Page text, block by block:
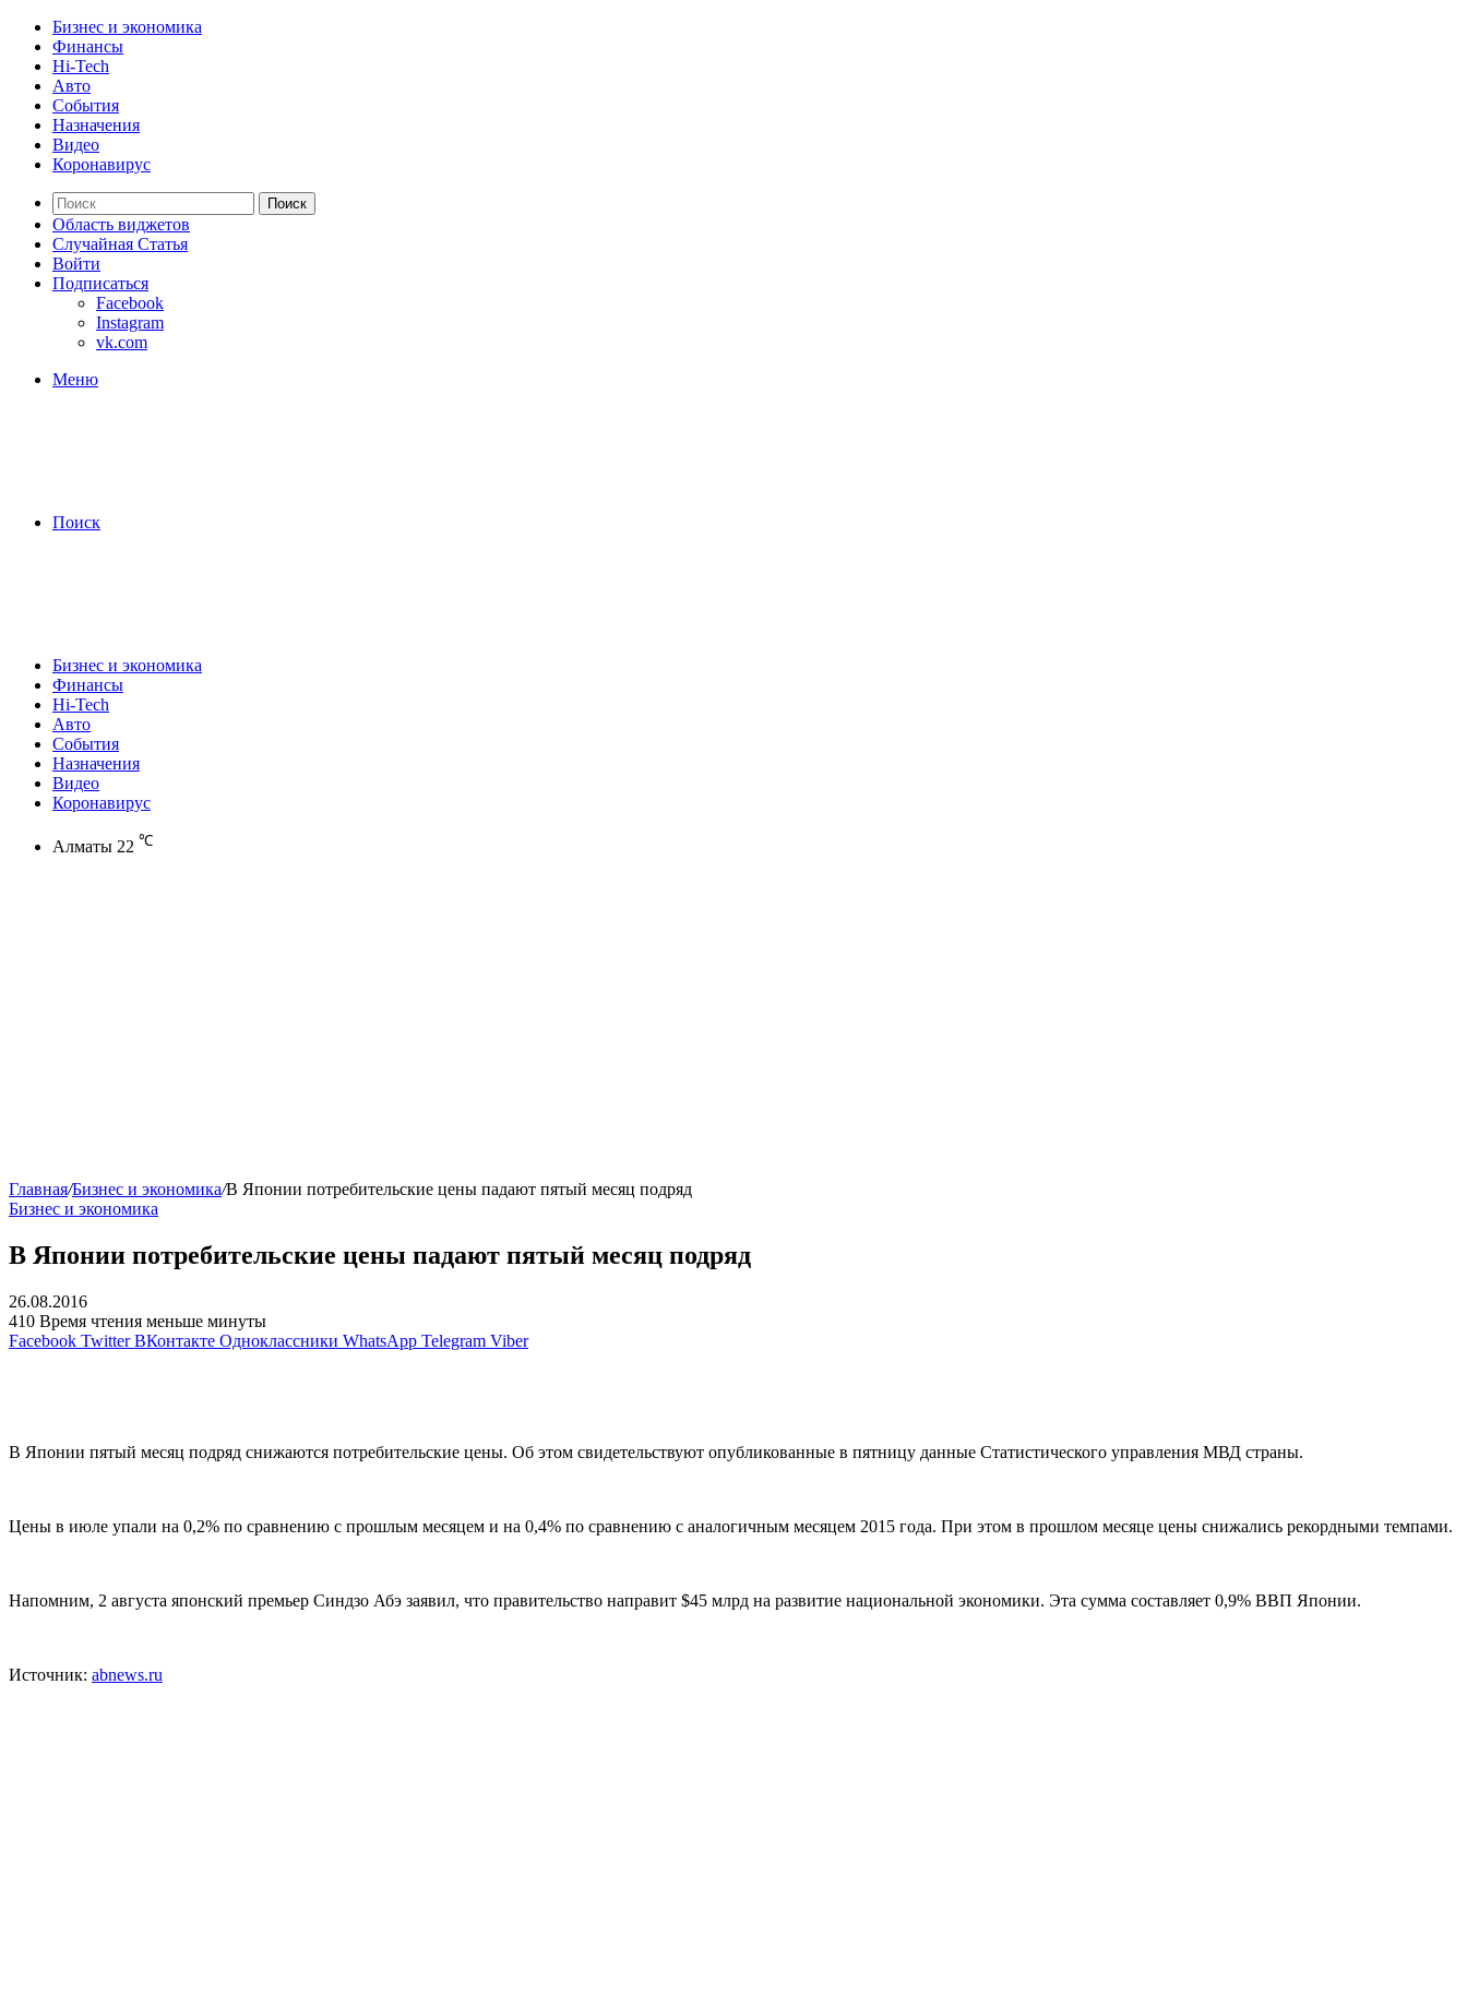
Бизнес и экономика
Финансы
Hi-Tech
Авто
События
Назначения
Видео
Коронавирус
Поиск
Область виджетов
Случайная Статья
Войти
Подписаться
Facebook
Instagram
vk.com
Меню
Поиск
Бизнес и экономика
Финансы
Hi-Tech
Авто
События
Назначения
Видео
Коронавирус
Алматы 22 ℃
Главная/Бизнес и экономика/В Японии потребительские цены падают пятый месяц подряд
Бизнес и экономика
В Японии потребительские цены падают пятый месяц подряд
26.08.2016
410 Время чтения меньше минуты
Facebook Twitter ВКонтакте Одноклассники WhatsApp Telegram Viber
В Японии пятый месяц подряд снижаются потребительские цены. Об этом свидетельствуют опубликованные в пятницу данные Статистического управления МВД страны.
Цены в июле упали на 0,2% по сравнению с прошлым месяцем и на 0,4% по сравнению с аналогичным месяцем 2015 года. При этом в прошлом месяце цены снижались рекордными темпами.
Напомним, 2 августа японский премьер Синдзо Абэ заявил, что правительство направит $45 млрд на развитие национальной экономики. Эта сумма составляет 0,9% ВВП Японии.
Источник: abnews.ru